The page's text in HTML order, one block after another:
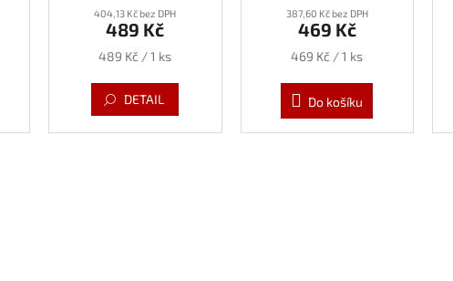
404,13 Kč bez DPH
489 Kč
Měrná
489 Kč / 1 ks
DETAIL
387,60 Kč bez DPH
469 Kč
Měrná
469 Kč / 1 ks
Do košíku